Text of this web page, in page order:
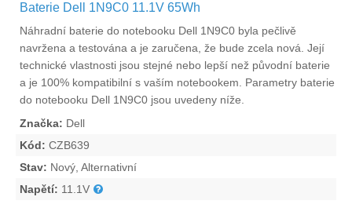
Baterie Dell 1N9C0 11.1V 65Wh
Náhradní baterie do notebooku Dell 1N9C0 byla pečlivě
navržena a testována a je zaručena, že bude zcela nová. Její
technické vlastnosti jsou stejné nebo lepší než původní baterie
a je 100% kompatibilní s vaším notebookem. Parametry baterie
do notebooku Dell 1N9C0 jsou uvedeny níže.
Značka: Dell
Kód: CZB639
Stav: Nový, Alternativní
Napětí: 11.1V